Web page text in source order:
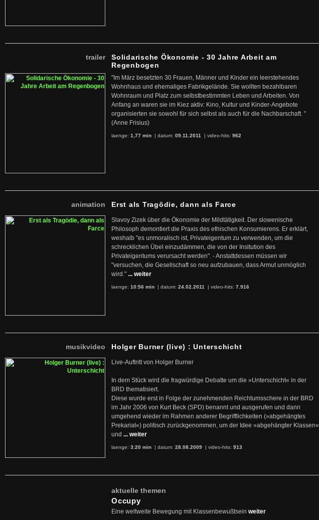
trailer
Solidarische Ökonomie - 30 Jahre Arbeit am
Regenbogen
"Im März besetzten 30 Frauen, Männer und Kinder ein leerstehendes
Wohnhaus und ehemaliges Fabrikgelände. Sie wollten bezahlbaren
Wohnraum und Platz zum selbstbestimmten Leben und Arbeiten. Von
Anfang an waren sie im Kiez aktiv: Kino, Kultur und Kinder-Angebote
organisierten sie sowohl für sich selbst als auch für die Nachbarschaft. "
(Anne Frisius)
laenge: 1,77 min | datum: 09.11.2011 | video-hits: 962
animation Erst als Tragödie, dann als Farce
Slavoy Zizek über die Ökonomie der Mildtätigkeit. Der slowenische
Philosoph demontiert die Praxis des ethischen Konsumierens. Er erklärt,
weshalb "es unmoralisch ist, Privateigentum zu verwenden, um die
schrecklichen Übel einzudämmen, die von der Insitution des
Privateigentums verursacht werden". - Anstattdessen müssen wir
"versuchen, die Gesellschaft so neu aufzubauen, dass Armut unmöglich
wird." ... weiter
laenge: 10:56 min | datum: 24.02.2011 | video-hits: 7.916
musikvideo Holger Burner (live) : Unterschicht
Live-Auftritt von Holger Burner
In dem Stück wird die fragwürdige Debatte um die »Unterschicht« in der
BRD thematisiert.
Diese wurde erst in Folge der zunehmenden Reichtumsschere in der BRD
im Jahr 2006 von Kurt Beck (SPD) benannt und ausgerufen und dann
umgehend wieder im Rahmen anderer Begrifflichkeiten (»abgehängtes
Prekariat«) politisch zurückgenommen, um der Idee »abgehängter Klassen«
und ... weiter
laenge: 3:20 min | datum: 28.08.2009 | video-hits: 913
aktuelle themen
Occupy
Eine weltweite Bewegung mit Klassenbewußtsein weiter